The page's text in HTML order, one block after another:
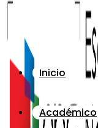
Inicio
Académico